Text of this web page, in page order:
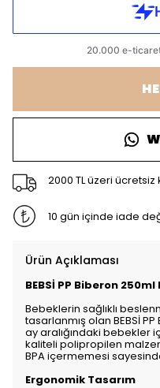
2000 TL üzeri ücretsiz
10 gün içinde iade
Ürün Açıklaması
BEBSİ PP Biberon
Bebeklerin sağlıklı
tasarlanmış olan BEBSİ
ay aralığındaki bebekler
kaliteli polipropilen
BPA içermemesi
Ergonomik Tasarım